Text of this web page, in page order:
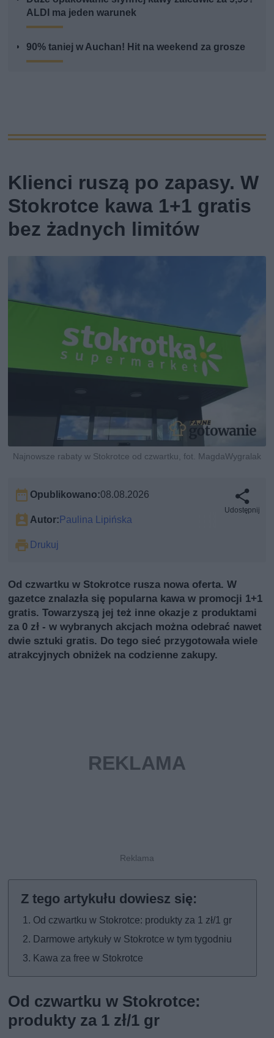
ALDI ma jeden warunek
90% taniej w Auchan! Hit na weekend za grosze
Klienci ruszą po zapasy. W
Stokrotce kawa 1+1 gratis
bez żadnych limitów
Najnowsze rabaty w Stokrotce od czwartku, fot. MagdaWygralak
Opublikowano:08.08.2026
Autor:Paulina Lipińska
Drukuj
Udostępnij
Od czwartku w Stokrotce rusza nowa oferta. W
gazetce znalazła się popularna kawa w promocji 1+1
gratis. Towarzyszą jej też inne okazje z produktami
za 0 zł - w wybranych akcjach można odebrać nawet
dwie sztuki gratis. Do tego sieć przygotowała wiele
atrakcyjnych obniżek na codzienne zakupy.
Od czwartku w Stokrotce: produkty za 1 zł/1 gr
Darmowe artykuły w Stokrotce w tym tygodniu
Kawa za free w Stokrotce
Od czwartku w Stokrotce:
produkty za 1 zł/1 gr